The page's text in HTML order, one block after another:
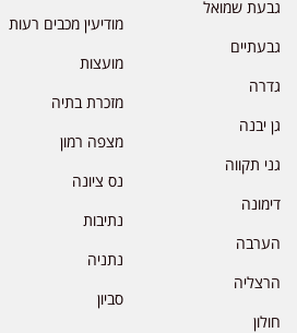
גבעת שמואל
גבעתיים
גדרה
גן יבנה
גני תקווה
דימונה
הערבה
הרצליה
חולון
מודיעין מכבים רעות
מועצות
מזכרת בתיה
מצפה רמון
נס ציונה
נתיבות
נתניה
סביון